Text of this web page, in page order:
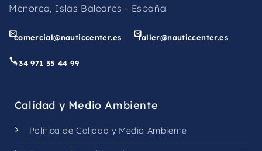
Menorca, Islas Baleares - España
comercial@nauticcenter.es taller@nauticcenter.es
+34 971 35 44 99
Calidad y Medio Ambiente
Política de Calidad y Medio Ambiente